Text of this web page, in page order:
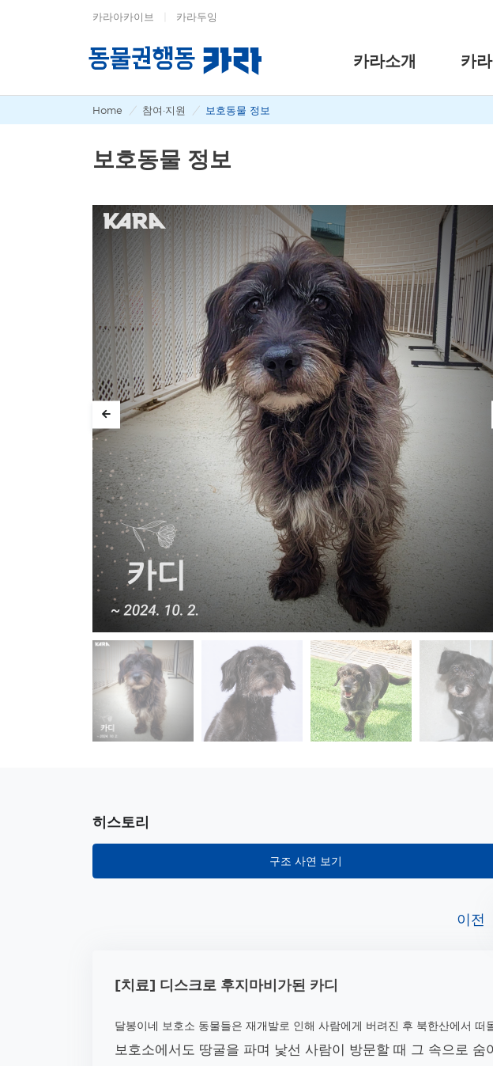
카라아카이브 카라두잉
카라소개 카
Home / 참여·지원 / 보호동물 정보
보호동물 정보
히스토리
구조 사연 보기
이전
[치료] 디스크로 후지마비가된 카디
달봉이네 보호소 동물들은 재개발로 인해 사람에게 버려진 후 북한산에서
보호소에서도 땅굴을 파며 낯선 사람이 방문할 때 그 속으로 숨